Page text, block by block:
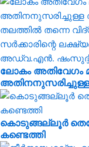
ലോകം അതിവേഗം
തലത്തിൽ തന്നെ
സർക്കാരിന്റെ
അഡ്വ.എൻ.
കൊടുങ്ങല്ലൂർ
കണ്ടെത്തി